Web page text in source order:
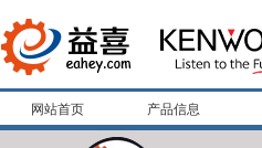
网站首页 产品信息